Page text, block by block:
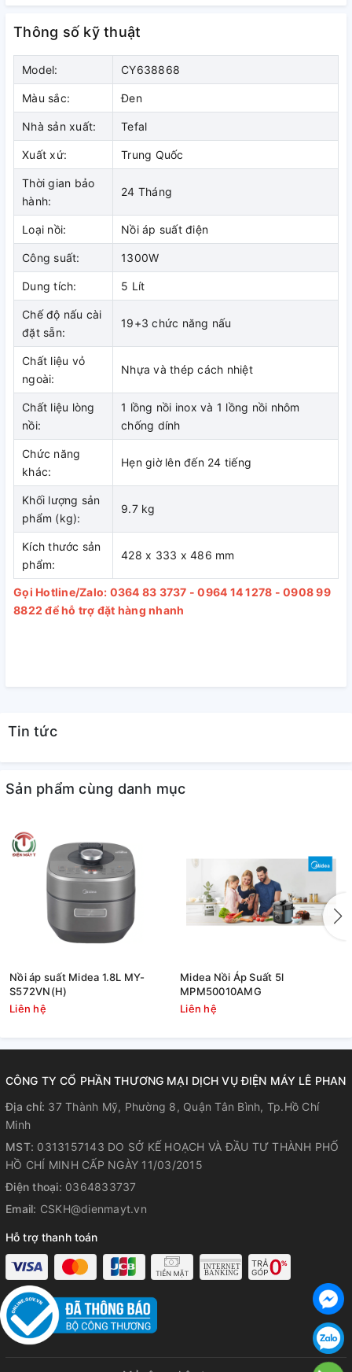
Thông số kỹ thuật
Model: CY638868
Màu sắc: Đen
Nhà sản xuất: Tefal
Xuất xứ: Trung Quốc
Thời gian bảo
hành:
24 Tháng
Loại nồi: Nồi áp suất điện
Công suất: 1300W
Dung tích: 5 Lít
Chế độ nấu cài
đặt sẵn:
19+3 chức năng nấu
Chất liệu vỏ
ngoài:
Nhựa và thép cách nhiệt
Chất liệu lòng
nồi:
1 lồng nồi inox và 1 lồng nồi nhôm
chống dính
Chức năng
khác:
Hẹn giờ lên đến 24 tiếng
Khối lượng sản
phẩm (kg):
9.7 kg
Kích thước sản
phẩm:
428 x 333 x 486 mm
Gọi Hotline/Zalo: 0364 83 3737 - 0964 14 1278 - 0908 99
8822 để hỗ trợ đặt hàng nhanh
Tin tức
Sản phẩm cùng danh mục
Nồi áp suất Midea 1.8L MY-
S572VN(H)
Liên hệ
Midea Nồi Áp Suất 5l
MPM50010AMG
Liên hệ
CÔNG TY CỔ PHẦN THƯƠNG MẠI DỊCH VỤ ĐIỆN MÁY LÊ PHAN
Địa chỉ: 37 Thành Mỹ, Phường 8, Quận Tân Bình, Tp.Hồ Chí
Minh
MST: 0313157143 DO SỞ KẾ HOẠCH VÀ ĐẦU TƯ THÀNH PHỐ
HỒ CHÍ MINH CẤP NGÀY 11/03/2015
Điện thoại: 0364833737
Email: CSKH@dienmayt.vn
Hỗ trợ thanh toán